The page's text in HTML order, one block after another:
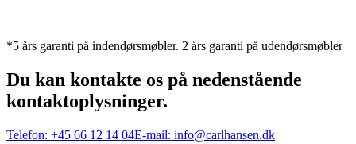
*5 års garanti på indendørsmøbler. 2 års garanti på udendørsmøbler
Du kan kontakte os på nedenstående
kontaktoplysninger.
Telefon: +45 66 12 14 04E-mail: info@carlhansen.dk